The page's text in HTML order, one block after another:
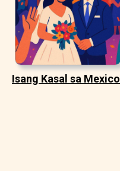
Isang Kasal sa Mexico